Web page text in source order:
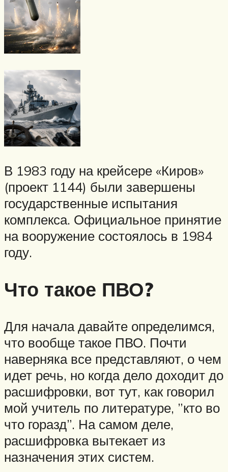
В 1983 году на крейсере «Киров»
(проект 1144) были завершены
государственные испытания
комплекса. Официальное принятие
на вооружение состоялось в 1984
году.
Что такое ПВО?
Для начала давайте определимся,
что вообще такое ПВО. Почти
наверняка все представляют, о чем
идет речь, но когда дело доходит до
расшифровки, вот тут, как говорил
мой учитель по литературе, ”кто во
что горазд”. На самом деле,
расшифровка вытекает из
назначения этих систем.